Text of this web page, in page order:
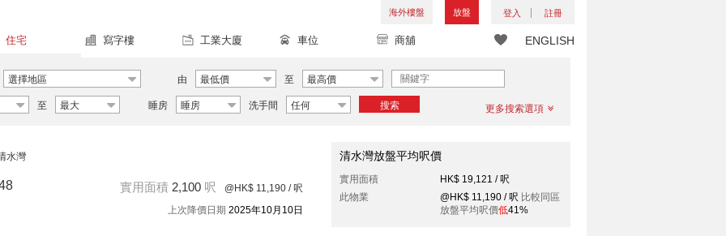
海外樓盤 放盤 登入 註冊
ENGLISH
住宅 寫字樓 工業大廈 車位 商舖
選擇地區 由 最低價 至 最高價
至 最大 睡房 睡房 洗手間 任何 搜索 更多搜索選項
水灣
實用面積 2,100 呎 @HK$ 11,190 / 呎
上次降價日期 2025年10月10日
清水灣放盤平均呎價
實用面積
HK$ 19,121 / 呎
此物業
@HK$ 11,190 / 呎 比較同區
放盤平均呎價低41%